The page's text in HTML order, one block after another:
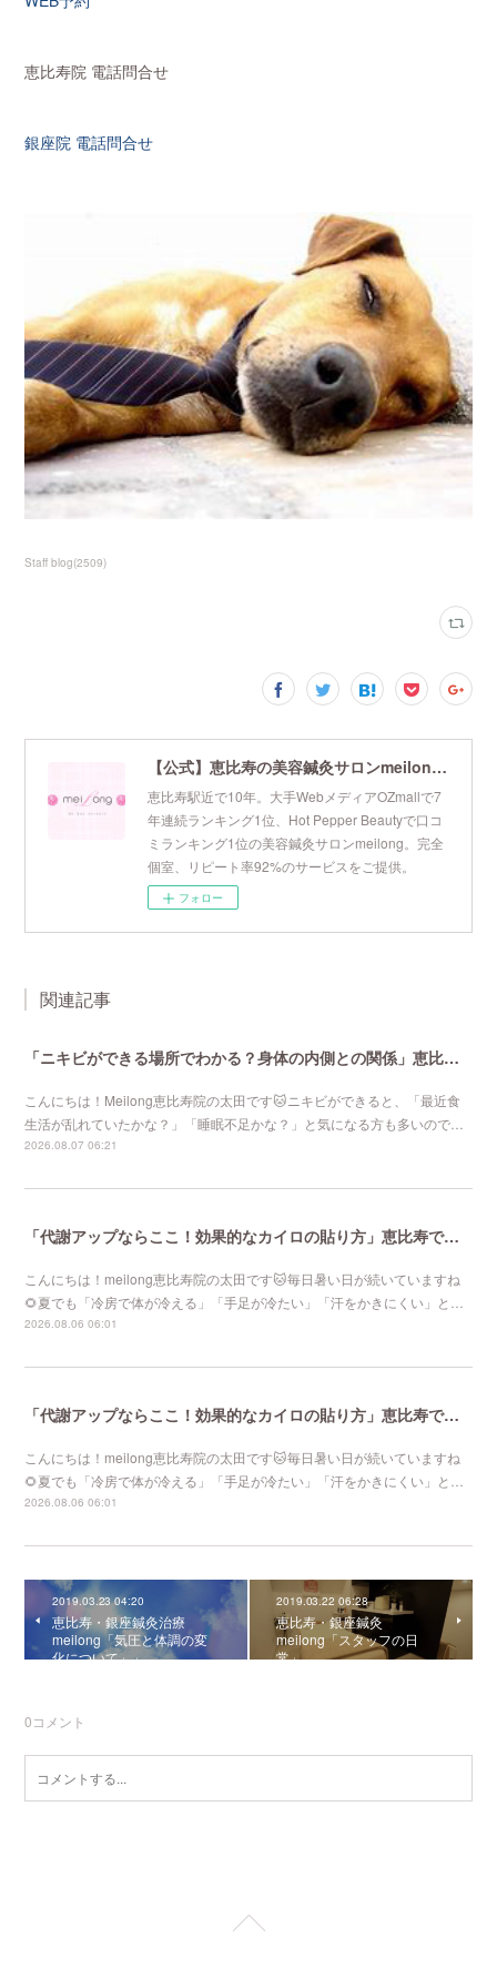
恵比寿院 電話問合せ
銀座院 電話問合せ
Staff blog(2509)
【公式】恵比寿の美容鍼灸サロンmeilong｜ツボを押さえた針・お灸の治療で美容と健康を叶えます
恵比寿駅近で10年。大手WebメディアOZmallで7
年連続ランキング1位、Hot Pepper Beautyで口コ
ミランキング1位の美容鍼灸サロンmeilong。完全
個室、リピート率92%のサービスをご提供。
フォロー
関連記事
「ニキビができる場所でわかる？身体の内側との関係」恵比寿で口コミNo 1美容鍼灸ならmeilong
こんにちは！Meilong恵比寿院の太田です🐱ニキビができると、「最近食
生活が乱れていたかな？」「睡眠不足かな？」と気になる方も多いので…
2026.08.07 06:21
「代謝アップならここ！効果的なカイロの貼り方」恵比寿で口コミNo 1美容鍼灸ならmeilong
こんにちは！meilong恵比寿院の太田です🐱毎日暑い日が続いていますね
🌻夏でも「冷房で体が冷える」「手足が冷たい」「汗をかきにくい」と…
2026.08.06 06:01
「代謝アップならここ！効果的なカイロの貼り方」恵比寿で口コミNo 1美容鍼灸ならmeilong
こんにちは！meilong恵比寿院の太田です🐱毎日暑い日が続いていますね
🌻夏でも「冷房で体が冷える」「手足が冷たい」「汗をかきにくい」と…
2026.08.06 06:01
2019.03.23 04:20
恵比寿・銀座鍼灸治療
meilong「気圧と体調の変
化について」」
2019.03.22 06:28
恵比寿・銀座鍼灸
meilong「スタッフの日
常」
0コメント